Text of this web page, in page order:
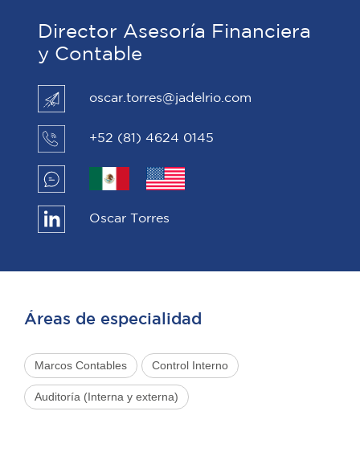
Director Asesoría Financiera
y Contable
oscar.torres@jadelrio.com
+52 (81) 4624 0145
Oscar Torres
Áreas de especialidad
Marcos Contables Control Interno
Auditoría (Interna y externa)